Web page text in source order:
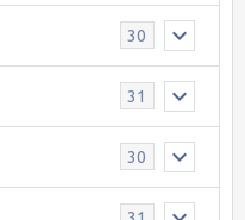
30
31
30